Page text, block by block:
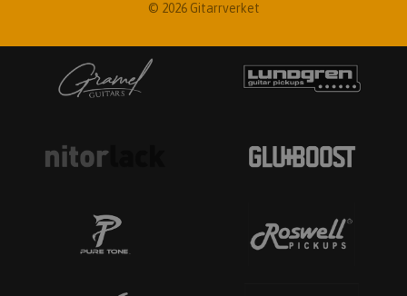
© 2026 Gitarrverket